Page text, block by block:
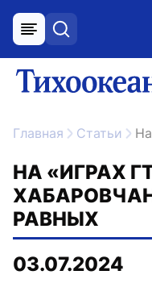
меню поиск
Главная Статьи
НА «ИГРАХ
РАВНЫХ
03.07.2024